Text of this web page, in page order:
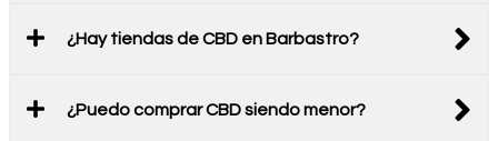
¿Hay tiendas de CBD en Barbastro?
¿Puedo comprar CBD siendo menor?